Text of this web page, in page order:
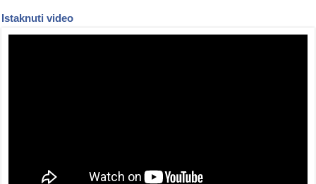
Istaknuti video